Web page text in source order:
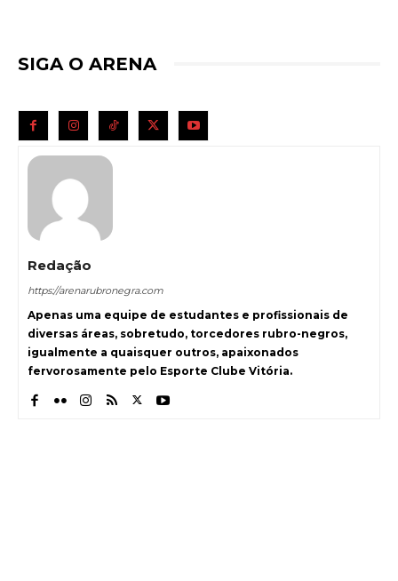
SIGA O ARENA
Redação
https://arenarubronegra.com
Apenas uma equipe de estudantes e profissionais de
diversas áreas, sobretudo, torcedores rubro-negros,
igualmente a quaisquer outros, apaixonados
fervorosamente pelo Esporte Clube Vitória.